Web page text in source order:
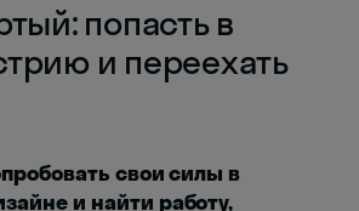
попасть в
и переехать
свои силы в
и найти работу,